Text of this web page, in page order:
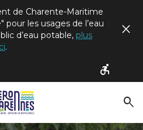
de Charente-Maritime
pour les usages de l’eau
d’eau potable, plus
.